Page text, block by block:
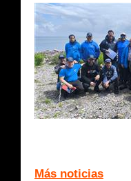
Más noticias